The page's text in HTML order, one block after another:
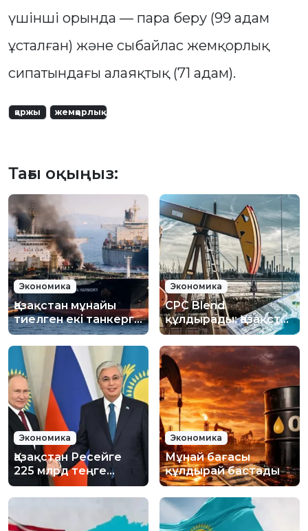
үшінші орында — пара беру (99 адам
ұсталған) және сыбайлас жемқорлық
сипатындағы алаяқтық (71 адам).
қаржы жемқорлық
Тағы оқыңыз:
Экономика
Қазақстан мұнайы
тиелген екі танкерге
шабуыл жасалды:
Министрліктер не
дейді?
Экономика
CPC Blend
құлдырады: Қазақстан
мұнайы наурыздан
бергі ең төменгі
бағаға түсті
Экономика
Қазақстан Ресейге
225 млрд теңге
қарыз береді
Экономика
Мұнай бағасы
құлдырай бастады